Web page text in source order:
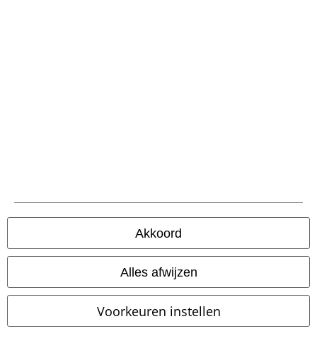
Akkoord
Alles afwijzen
Voorkeuren instellen
Off-The-Shoulder Swing Dress
Florence maxi-jurk met kant
Banned Retro